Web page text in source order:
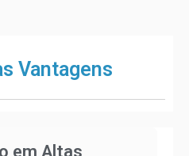
Vantagens
em Altas